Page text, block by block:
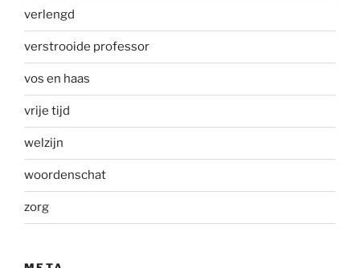
verlengd
verstrooide professor
vos en haas
vrije tijd
welzijn
woordenschat
zorg